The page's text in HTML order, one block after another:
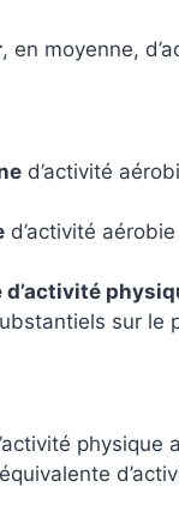
, en moyenne,
d’activité
d’activité
sur le
physique